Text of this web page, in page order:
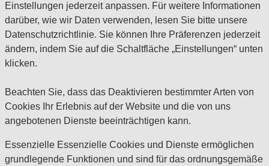
Einstellungen jederzeit anpassen. Für weitere Informationen
darüber, wie wir Daten verwenden, lesen Sie bitte unsere
Datenschutzrichtlinie. Sie können Ihre Präferenzen jederzeit
ändern, indem Sie auf die Schaltfläche „Einstellungen“ unten
klicken.
Beachten Sie, dass das Deaktivieren bestimmter Arten von
Cookies Ihr Erlebnis auf der Website und die von uns
angebotenen Dienste beeinträchtigen kann.
Essenzielle Essenzielle Cookies und Dienste ermöglichen
grundlegende Funktionen und sind für das ordnungsgemäße